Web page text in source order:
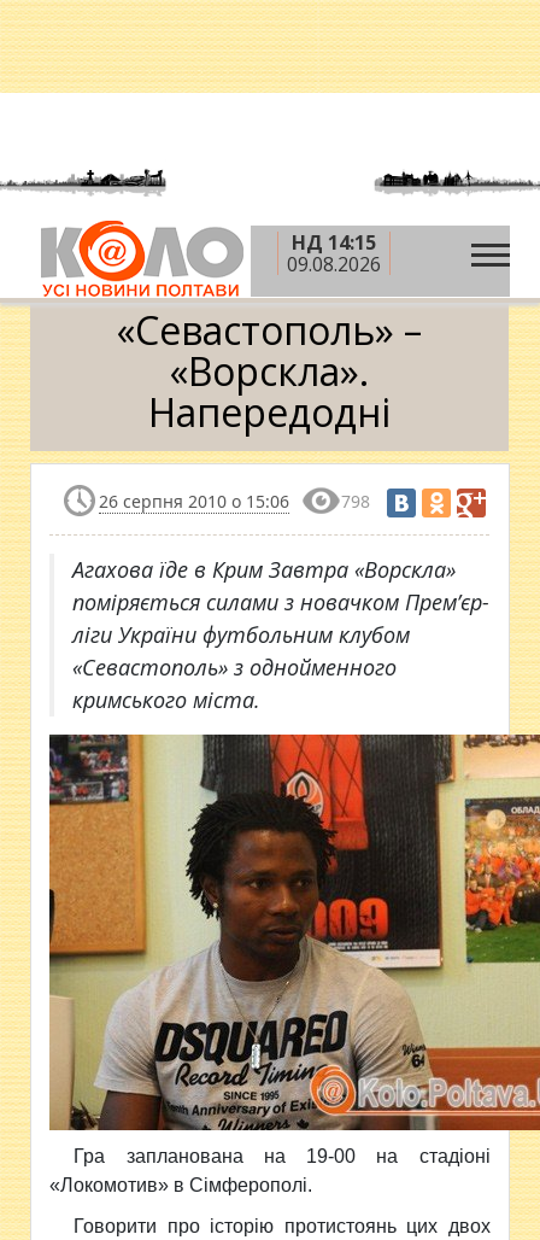
НД 14:15
09.08.2026
Головна » Новини » Спорт »«Севастополь» –
«Ворскла». Напередодні
«Севастополь» –
«Ворскла».
Напередодні
26 серпня 2010 о 15:06 798
Агахова їде в Крим Завтра «Ворскла»
поміряється силами з новачком Прем’єр-
ліги України футбольним клубом
«Севастополь» з однойменного
кримського міста.
Гра запланована на 19-00 на стадіоні
«Локомотив» в Сімферополі.
Говорити про історію протистоянь цих двох